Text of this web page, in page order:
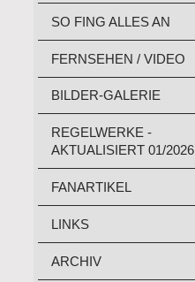
SO FING ALLES AN
FERNSEHEN / VIDEO
BILDER-GALERIE
REGELWERKE -
AKTUALISIERT 01/2026
FANARTIKEL
LINKS
ARCHIV